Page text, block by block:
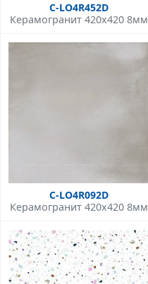
C-LO4R452D
Керамогранит 420x420 8мм
C-LO4R092D
Керамогранит 420x420 8мм